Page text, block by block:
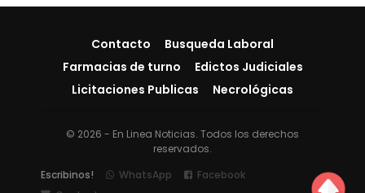
Contacto
Busqueda Laboral
Farmacias de turno
Edictos Judiciales
Licitaciones Publicas
Necrológicas
© 2026 - En Linea Noticias. Todos los derechos
reservados.
Escribinos!
WhatsApp
Facebook